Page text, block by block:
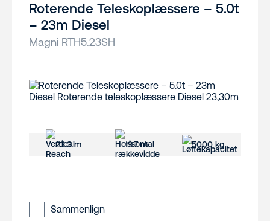
Roterende Teleskoplæssere – 5.0t
– 23m Diesel
Magni RTH5.23SH
23.3 m 19.7 m 5000 kg
Sammenlign